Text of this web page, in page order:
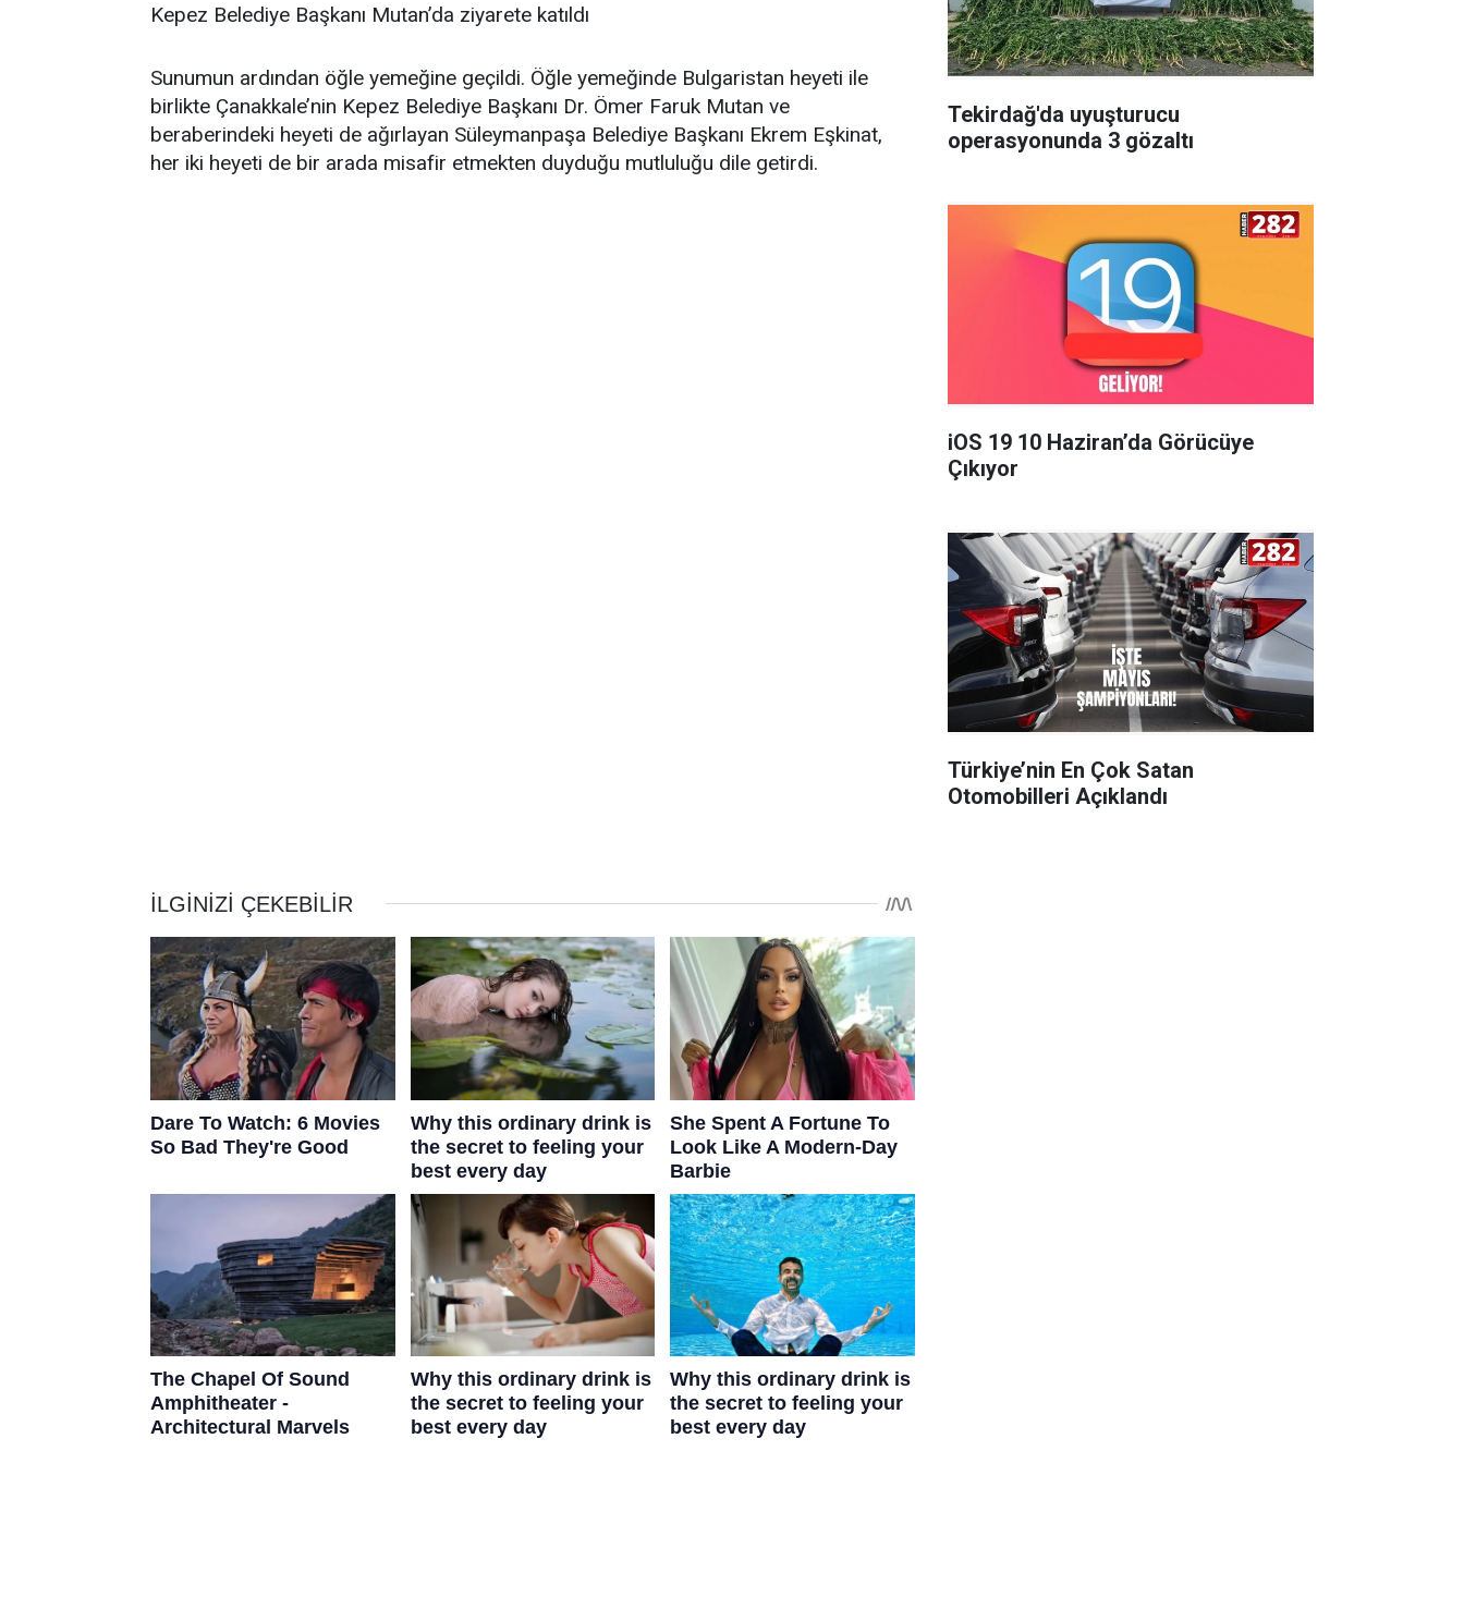
Kepez Belediye Başkanı Mutan’da ziyarete katıldı
Sunumun ardından öğle yemeğine geçildi. Öğle yemeğinde Bulgaristan heyeti ile
birlikte Çanakkale’nin Kepez Belediye Başkanı Dr. Ömer Faruk Mutan ve
beraberindeki heyeti de ağırlayan Süleymanpaşa Belediye Başkanı Ekrem Eşkinat,
her iki heyeti de bir arada misafir etmekten duyduğu mutluluğu dile getirdi.
Tekirdağ'da uyuşturucu
operasyonunda 3 gözaltı
iOS 19 10 Haziran’da Görücüye
Çıkıyor
Türkiye’nin En Çok Satan
Otomobilleri Açıklandı